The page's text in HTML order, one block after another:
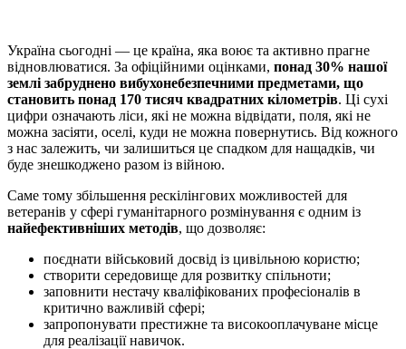
Україна сьогодні — це країна, яка воює та активно прагне
відновлюватися. За офіційними оцінками, понад 30% нашої
землі забруднено вибухонебезпечними предметами, що
становить понад 170 тисяч квадратних кілометрів. Ці сухі
цифри означають ліси, які не можна відвідати, поля, які не
можна засіяти, оселі, куди не можна повернутись. Від кожного
з нас залежить, чи залишиться це спадком для нащадків, чи
буде знешкоджено разом із війною.
Саме тому збільшення рескілінгових можливостей для
ветеранів у сфері гуманітарного розмінування є одним із
найефективніших методів, що дозволяє:
поєднати військовий досвід із цивільною користю;
створити середовище для розвитку спільноти;
заповнити нестачу кваліфікованих професіоналів в
критично важливій сфері;
запропонувати престижне та високооплачуване місце
для реалізації навичок.